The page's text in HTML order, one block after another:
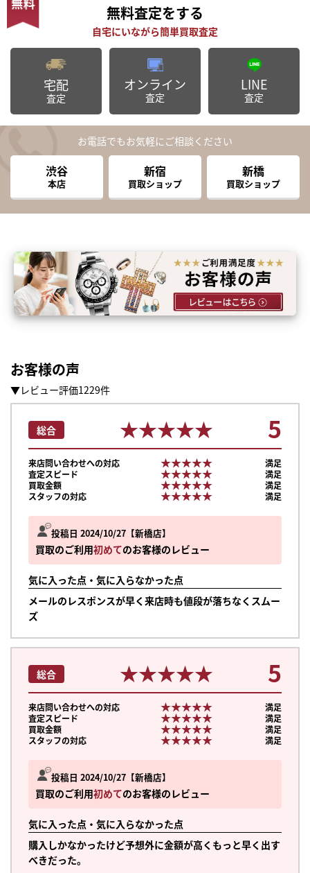
無料査定をする
宅配
査定
オンライン
査定
LINE
査定
お電話でもお気軽にご相談ください
渋谷
本店
新宿
買取ショップ
新橋
買取ショップ
お客様の声
▼レビュー評価1229件
投稿日 2024/10/27 新橋店
買取のご利用初めてのお客様のレビュー
気に入った点・気に入らなかった点
メールのレスポンスが早く来店時も値段が落ちなくスムー
ズ
総合 ★★★★★
★★★★★ 5
来店問い合わせへの対応 ★★★★★
★★★★★
満足
査定スピード
★★★★★
★★★★★
満足
買取金額
★★★★★
★★★★★
満足
スタッフの対応
★★★★★
★★★★★ 満足
投稿日 2024/10/27 新橋店
買取のご利用初めてのお客様のレビュー
気に入った点・気に入らなかった点
購入しかなかったけど予想外に金額が高くもっと早く出す
べきだった。
総合 ★★★★★
★★★★★ 5
来店問い合わせへの対応 ★★★★★
★★★★★
満足
査定スピード
★★★★★
★★★★★
満足
買取金額
★★★★★
★★★★★
満足
スタッフの対応
★★★★★
★★★★★ 満足